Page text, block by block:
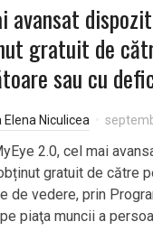
avansat
gratuit de
sau cu
Elena Niculicea
2.0, cel mai
gratuit de către
de vedere, prin
piaţa muncii a